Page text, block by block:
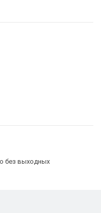
без выходных